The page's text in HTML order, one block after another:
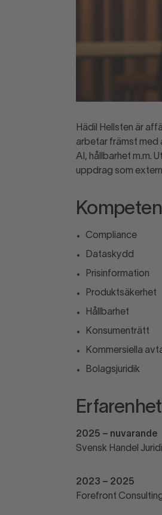
Hädil Hellsten är
arbetar främst med
AI, hållbarhet m.m.
uppdrag som
Compliance
Dataskydd
Prisinformation
Produktsäkerhet
Hållbarhet
Konsumenträtt
Kommersiella
Bolagsjuridik
Erfarenhet
2025 – nuvarande
Svensk Handel
2023 – 2025
Forefront